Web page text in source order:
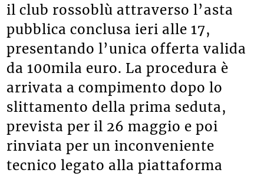
il club rossoblù attraverso l’asta
pubblica conclusa ieri alle 17,
presentando l’unica offerta valida
da 100mila euro. La procedura è
arrivata a compimento dopo lo
slittamento della prima seduta,
prevista per il 26 maggio e poi
rinviata per un inconveniente
tecnico legato alla piattaforma